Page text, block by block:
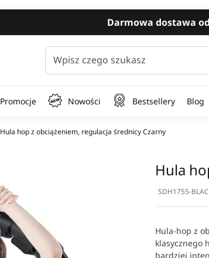
Darmowa dostawa
Wpisz czego szukasz
Promocje Nowości Bestsellery Blog
Hula hop z obciążeniem, regulacja średnicy Czarny
Hula
SDH1755-
Hula-hop z
klasycznego
bardziej